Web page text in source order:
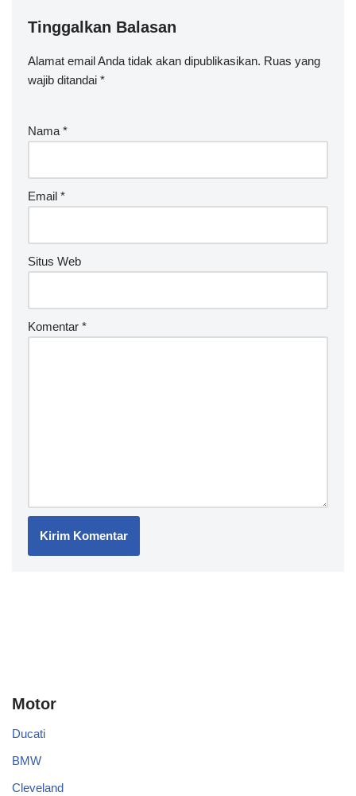
Tinggalkan Balasan
Alamat email Anda tidak akan dipublikasikan. Ruas yang
wajib ditandai *
Nama *
Email *
Situs Web
Komentar *
A
lt
n
ti
v
Motor
Ducati
BMW
Cleveland